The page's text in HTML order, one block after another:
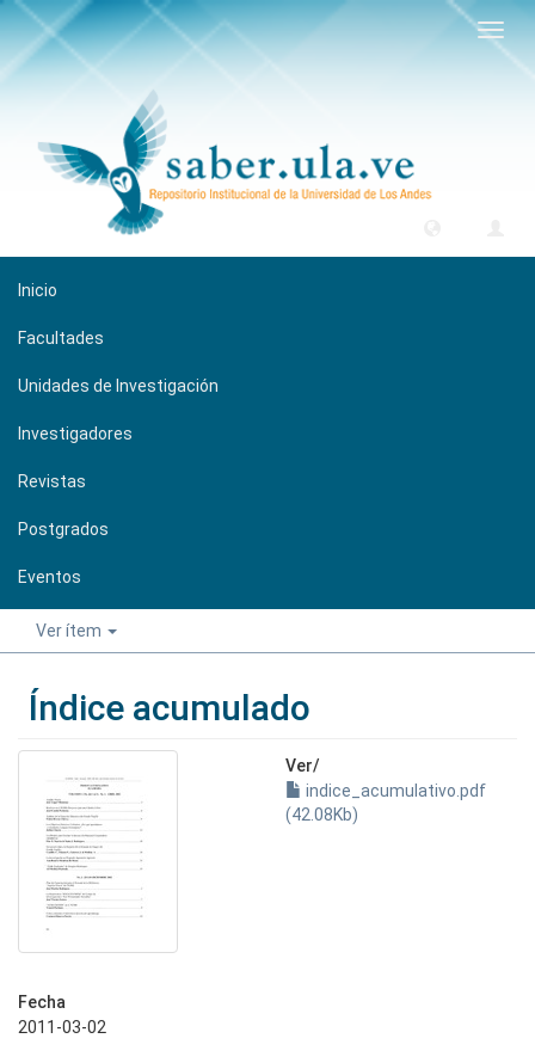
Inicio
Facultades
Unidades de Investigación
Investigadores
Revistas
Postgrados
Eventos
Ver ítem
Índice acumulado
Ver/
indice_acumulativo.pdf
(42.08Kb)
Fecha
2011-03-02